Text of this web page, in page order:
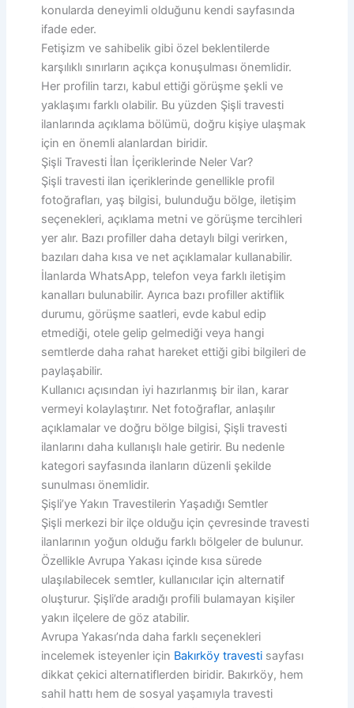
konularda deneyimli olduğunu kendi sayfasında
ifade eder.
Fetişizm ve sahibelik gibi özel beklentilerde
karşılıklı sınırların açıkça konuşulması önemlidir.
Her profilin tarzı, kabul ettiği görüşme şekli ve
yaklaşımı farklı olabilir. Bu yüzden Şişli travesti
ilanlarında açıklama bölümü, doğru kişiye ulaşmak
için en önemli alanlardan biridir.
Şişli Travesti İlan İçeriklerinde Neler Var?
Şişli travesti ilan içeriklerinde genellikle profil
fotoğrafları, yaş bilgisi, bulunduğu bölge, iletişim
seçenekleri, açıklama metni ve görüşme tercihleri
yer alır. Bazı profiller daha detaylı bilgi verirken,
bazıları daha kısa ve net açıklamalar kullanabilir.
İlanlarda WhatsApp, telefon veya farklı iletişim
kanalları bulunabilir. Ayrıca bazı profiller aktiflik
durumu, görüşme saatleri, evde kabul edip
etmediği, otele gelip gelmediği veya hangi
semtlerde daha rahat hareket ettiği gibi bilgileri de
paylaşabilir.
Kullanıcı açısından iyi hazırlanmış bir ilan, karar
vermeyi kolaylaştırır. Net fotoğraflar, anlaşılır
açıklamalar ve doğru bölge bilgisi, Şişli travesti
ilanlarını daha kullanışlı hale getirir. Bu nedenle
kategori sayfasında ilanların düzenli şekilde
sunulması önemlidir.
Şişli’ye Yakın Travestilerin Yaşadığı Semtler
Şişli merkezi bir ilçe olduğu için çevresinde travesti
ilanlarının yoğun olduğu farklı bölgeler de bulunur.
Özellikle Avrupa Yakası içinde kısa sürede
ulaşılabilecek semtler, kullanıcılar için alternatif
oluşturur. Şişli’de aradığı profili bulamayan kişiler
yakın ilçelere de göz atabilir.
Avrupa Yakası’nda daha farklı seçenekleri
incelemek isteyenler için Bakırköy travestisayfası
dikkat çekici alternatiflerden biridir. Bakırköy, hem
sahil hattı hem de sosyal yaşamıyla travesti